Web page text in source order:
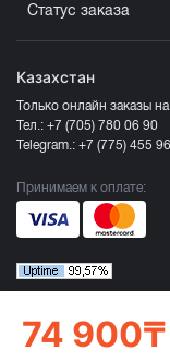
74 900₸
Статус заказа
Казахстан
Только онлайн заказы
Тел.: +7 (705) 780 06 90
Telegram.: +7 (775) 455
Принимаем к оплате:
Продавец ТОО